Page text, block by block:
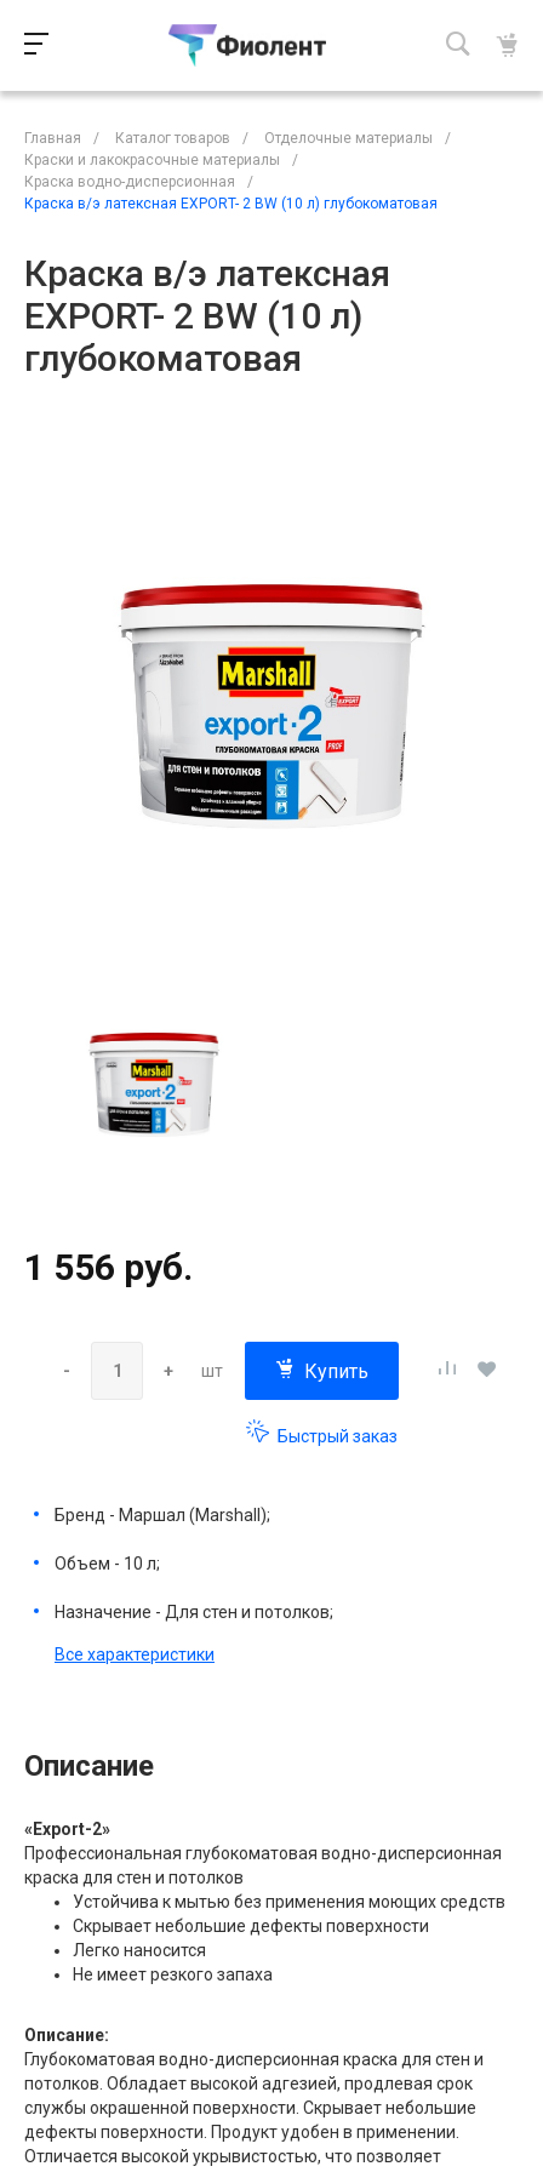
Главная / Каталог товаров / Отделочные материалы
/
Краски и лакокрасочные материалы
/
Краска водно-дисперсионная
/
Краска в/э латексная EXPORT- 2 BW (10 л) глубокоматовая
Краска в/э латексная
EXPORT- 2 BW (10 л)
глубокоматовая
1 556 руб.
- + шт Купить
Быстрый заказ
Бренд - Маршал (Marshall);
Объем - 10 л;
Назначение - Для стен и потолков;
Все характеристики
Описание
«Export-2»
Профессиональная глубокоматовая водно-дисперсионная
краска для стен и потолков
Устойчива к мытью без применения моющих средств
Скрывает небольшие дефекты поверхности
Легко наносится
Не имеет резкого запаха
Описание:
Глубокоматовая водно-дисперсионная краска для стен и
потолков. Обладает высокой адгезией, продлевая срок
службы окрашенной поверхности. Скрывает небольшие
дефекты поверхности. Продукт удобен в применении.
Отличается высокой укрывистостью, что позволяет